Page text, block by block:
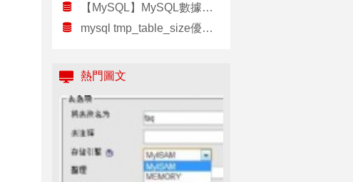
【MySQL】MySQL數據庫操作命令大全
mysql tmp_table_size優化之設置多大合適，tmptablesize優化
熱門圖文